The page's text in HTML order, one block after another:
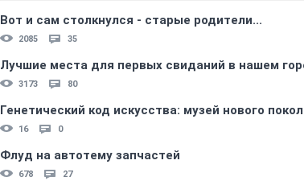
Вот и сам столкнулся - старые родители...
2085 35
Лучшие места для первых свиданий в нашем
3173 80
Генетический код искусства: музей нового
16 0
Флуд на автотему запчастей
678 27